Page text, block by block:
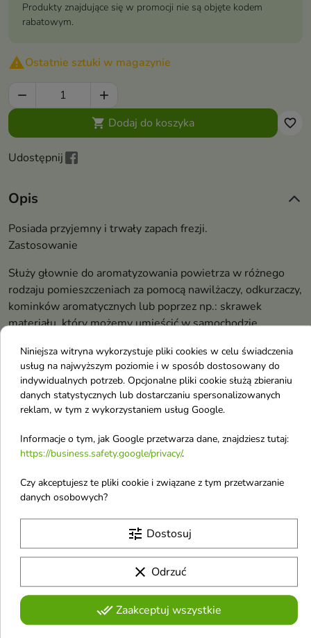
Produkty znajdujące się w promocji nie są objęte kodem
rabatowym.
Ostatnie sztuki w magazynie


 Dodaj do koszyka favorite_border
Udostępnij
Opis
Posiada przyjemny i trwały zapach frezji.
Zastosowanie
Służy głownie do aromatyzowania powietrza w różnego
rodzaju pomieszczeniach za pomocą nawilżaczy, odkurzaczy,
kominków aromatycznych lub poprzez np.: skrawek
materiału, który możemy umieścić w samochodzie,
Przechowywanie
Kompozycje zapachowe przechowuj w szczelnie
zamkniętych butelkach z dala od Dzieci. Do użytku
Darmowa dostawa
Przy spełnieniu warunków promocji
Niniejsza witryna wykorzystuje pliki cookies w celu świadczenia
usług na najwyższym poziomie i w sposób dostosowany do
indywidualnych potrzeb. Opcjonalne pliki cookie służą zbieraniu
danych statystycznych lub dostarczaniu spersonalizowanych
reklam, w tym z wykorzystaniem usług Google.
Informacje o tym, jak Google przetwarza dane, znajdziesz tutaj:
https://business.safety.google/privacy/.
Czy akceptujesz te pliki cookie i związane z tym przetwarzanie
danych osobowych?
tune Dostosuj
clear Odrzuć
done_allZaakceptuj wszystkie